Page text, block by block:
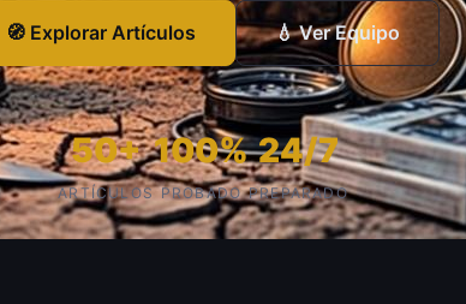
🧭 Explorar Artículos 💧 Ver Equipo
50+
ARTÍCULOS
100%
PROBADO
24/7
PREPARADO